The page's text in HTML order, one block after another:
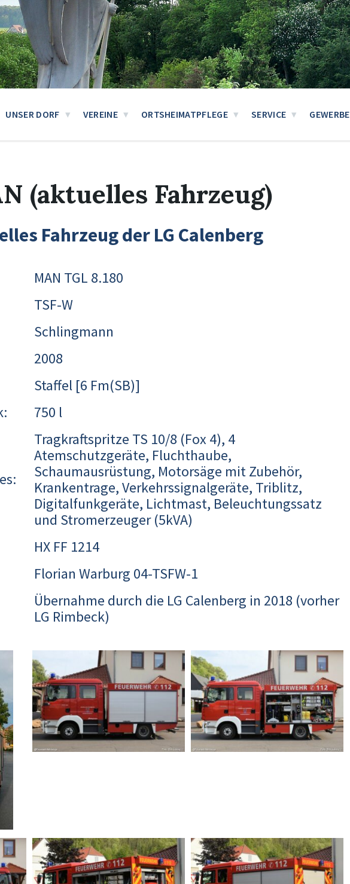
UNSER DORF VEREINE ORTSHEIMATPFLEGE SERVICE GEWERBE
(aktuelles Fahrzeug)
Fahrzeug der LG Calenberg
MAN TGL 8.180
TSF-W
Schlingmann
2008
Staffel [6 Fm(SB)]
750 l
Tragkraftspritze TS 10/8 (Fox 4), 4
Atemschutzgeräte, Fluchthaube,
Schaumausrüstung, Motorsäge mit Zubehör,
Krankentrage, Verkehrssignalgeräte, Triblitz,
Digitalfunkgeräte, Lichtmast, Beleuchtungssatz
und Stromerzeuger (5kVA)
HX FF 1214
Florian Warburg 04-TSFW-1
Übernahme durch die LG Calenberg in 2018 (vorher
LG Rimbeck)